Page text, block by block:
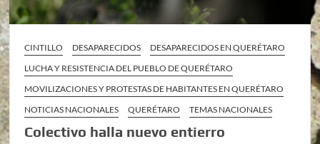
CINTILLO DESAPARECIDOS
DESAPARECIDOS EN QUERÉTARO
LUCHA Y RESISTENCIA DEL PUEBLO DE QUERÉTARO
MOVILIZACIONES Y PROTESTAS DE HABITANTES EN QUERÉTARO
NOTICIAS NACIONALES
QUERÉTARO TEMAS NACIONALES
Colectivo halla nuevo entierro